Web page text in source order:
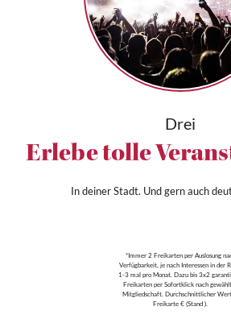
Drei
Erlebe tolle
In deiner Stadt. Und gern auch
*Immer 2 Freikarten per Auslosung
Verfügbarkeit, je nach Interessen in der
1-3 mal pro Monat. Dazu bis 3x2
Freikarten per Sofortklick nach
Mitgliedschaft. Durchschnittlicher
Freikarte € (Stand ).